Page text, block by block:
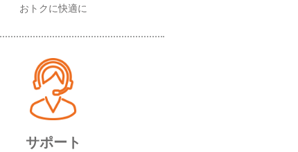
おトクに快適に
サポート